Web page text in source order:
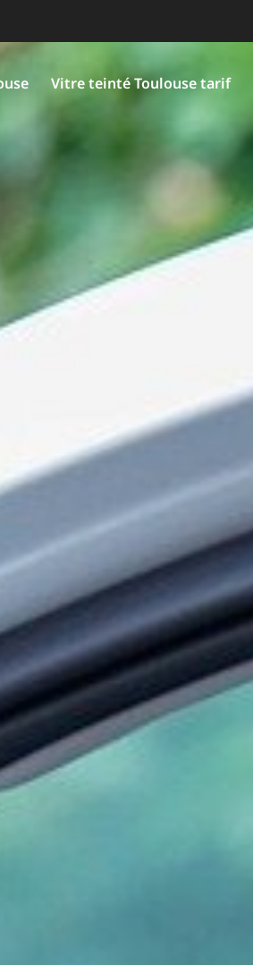
Vitre teinté Toulouse tarif